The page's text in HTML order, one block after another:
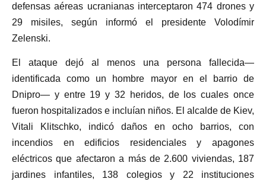
defensas aéreas ucranianas interceptaron 474 drones y
29 misiles, según informó el presidente Volodímir
Zelenski.
El ataque dejó al menos una persona fallecida—
identificada como un hombre mayor en el barrio de
Dnipro— y entre 19 y 32 heridos, de los cuales once
fueron hospitalizados e incluían niños. El alcalde de Kiev,
Vitali Klitschko, indicó daños en ocho barrios, con
incendios en edificios residenciales y apagones
eléctricos que afectaron a más de 2.600 viviendas, 187
jardines infantiles, 138 colegios y 22 instituciones